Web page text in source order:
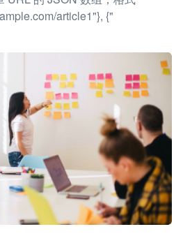
article1"}, {"